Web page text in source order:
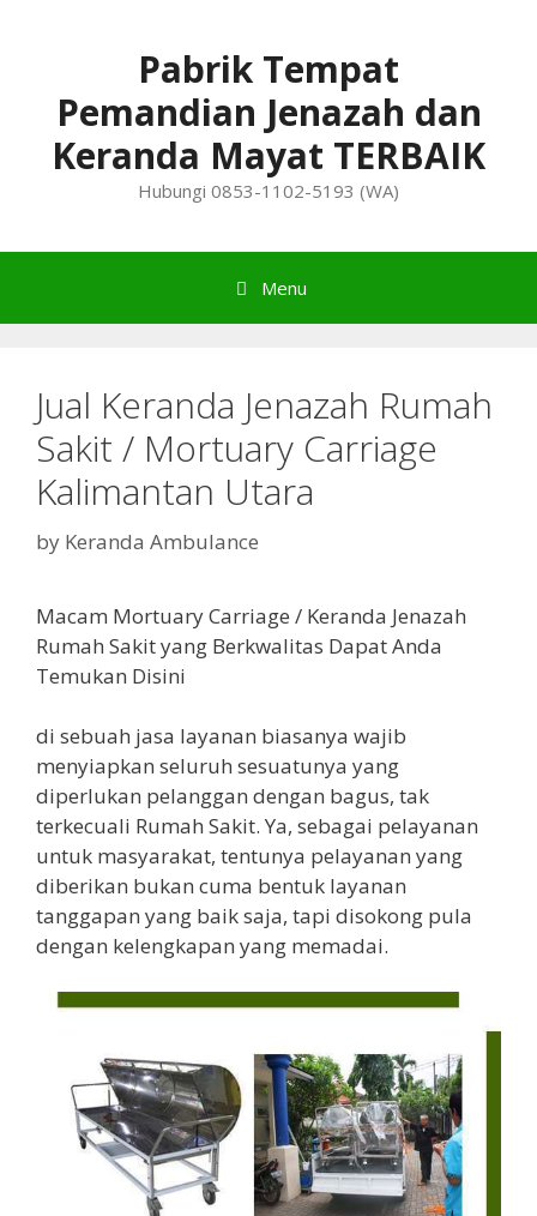
Pabrik Tempat
Pemandian Jenazah dan
Keranda Mayat TERBAIK
Hubungi 0853-1102-5193 (WA)
Menu
Jual Keranda Jenazah Rumah
Sakit / Mortuary Carriage
Kalimantan Utara
by Keranda Ambulance
Macam Mortuary Carriage / Keranda Jenazah
Rumah Sakit yang Berkwalitas Dapat Anda
Temukan Disini
di sebuah jasa layanan biasanya wajib
menyiapkan seluruh sesuatunya yang
diperlukan pelanggan dengan bagus, tak
terkecuali Rumah Sakit. Ya, sebagai pelayanan
untuk masyarakat, tentunya pelayanan yang
diberikan bukan cuma bentuk layanan
tanggapan yang baik saja, tapi disokong pula
dengan kelengkapan yang memadai.